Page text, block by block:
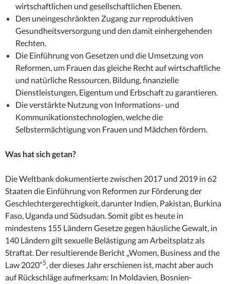
wirtschaftlichen und gesellschaftlichen Ebenen.
Den uneingeschränkten Zugang zur reproduktiven
Gesundheitsversorgung und den damit einhergehenden
Rechten.
Die Einführung von Gesetzen und die Umsetzung von
Reformen, um Frauen das gleiche Recht auf wirtschaftliche
und natürliche Ressourcen, Bildung, finanzielle
Dienstleistungen, Eigentum und Erbschaft zu garantieren.
Die verstärkte Nutzung von Informations- und
Kommunikationstechnologien, welche die
Selbstermächtigung von Frauen und Mädchen fördern.
Was hat sich getan?
Die Weltbank dokumentierte zwischen 2017 und 2019 in 62
Staaten die Einführung von Reformen zur Förderung der
Geschlechtergerechtigkeit, darunter Indien, Pakistan, Burkina
Faso, Uganda und Südsudan. Somit gibt es heute in
mindestens 155 Ländern Gesetze gegen häusliche Gewalt, in
140 Ländern gilt sexuelle Belästigung am Arbeitsplatz als
Straftat. Der resultierende Bericht „Women, Business and the
Law 2020“5, der dieses Jahr erschienen ist, macht aber auch
auf Rückschläge aufmerksam: In Moldavien, Bosnien-